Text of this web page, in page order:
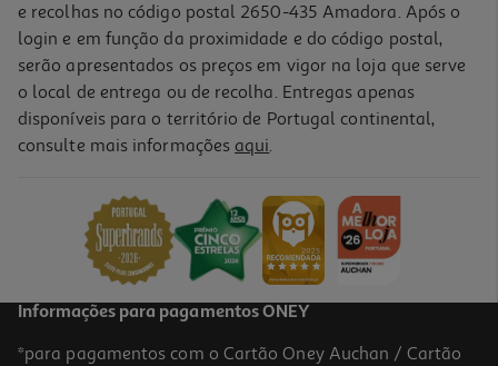
e recolhas no código postal 2650-435 Amadora. Após o
login e em função da proximidade e do código postal,
serão apresentados os preços em vigor na loja que serve
o local de entrega ou de recolha. Entregas apenas
disponíveis para o território de Portugal continental,
consulte mais informações aqui.
Informações para pagamentos ONEY
*para pagamentos com o Cartão Oney Auchan / Cartão